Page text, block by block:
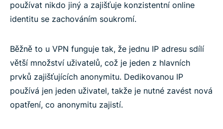
používat nikdo jiný a zajišťuje konzistentní online
identitu se zachováním soukromí.
Běžně to u VPN funguje tak, že jednu IP adresu sdílí
větší množství uživatelů, což je jeden z hlavních
prvků zajišťujících anonymitu. Dedikovanou IP
používá jen jeden uživatel, takže je nutné zavést nová
opatření, co anonymitu zajistí.